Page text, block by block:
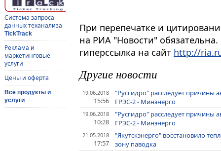
Система запроса
данных теханализа
TickTrack
Реклама и
маркетинговые
услуги
Цены и оферта
Все продукты и
услуги
При перепечатке и
на РИА "Новости"
гиперссылка на сайт http://
Другие новости
19.06.2018
15:56
"Русгидро" расследует причины
ГРЭС-2 - Минэнерго
19.06.2018
10:28
"Русгидро" расследует причины
ГРЭС-2 - Минэнерго
21.05.2018
17:57
"Якутскэнерго" восстановило
зону паводка